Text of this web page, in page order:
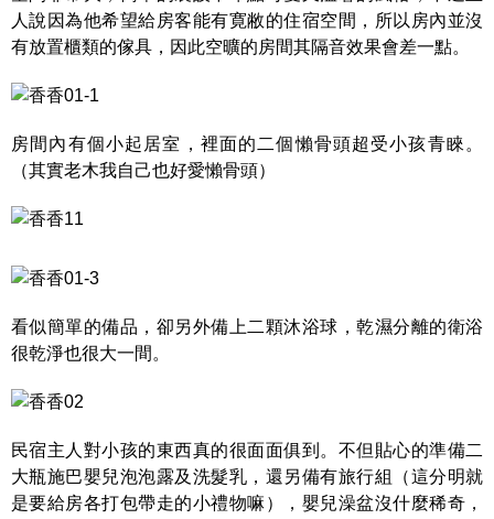
人說因為他希望給房客能有寛敝的住宿空間，所以房內並沒
有放置櫃類的傢具，因此空曠的房間其隔音效果會差一點。
房間內有個小起居室，裡面的二個懶骨頭超受小孩青睞。
（其實老木我自己也好愛懶骨頭）
看似簡單的備品，卻另外備上二顆沐浴球，乾濕分離的衛浴
很乾淨也很大一間。
民宿主人對小孩的東西真的很面面俱到。不但貼心的準備二
大瓶施巴嬰兒泡泡露及洗髮乳，還另備有旅行組（這分明就
是要給房各打包帶走的小禮物嘛），嬰兒澡盆沒什麼稀奇，